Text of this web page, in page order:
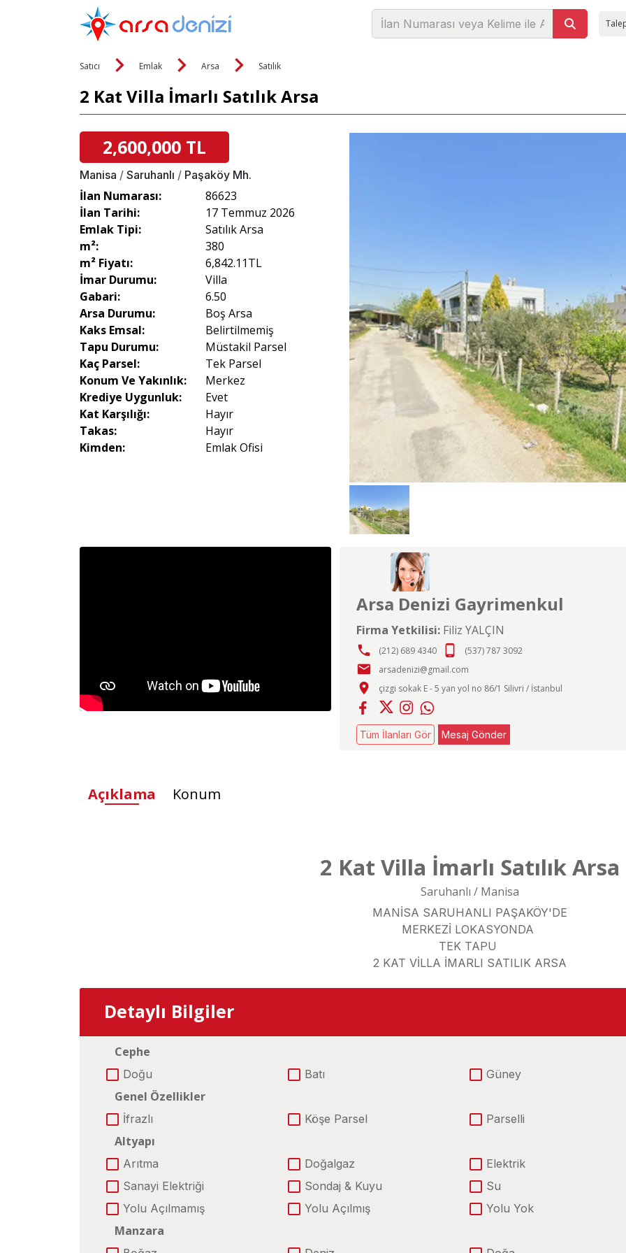
Satıcı Emlak Arsa Satılık
2 Kat Villa İmarlı Satılık Arsa
2,600,000 TL
Manisa / Saruhanlı / Paşaköy Mh.
İlan Numarası:
86623
İlan Tarihi:
17 Temmuz 2026
Emlak Tipi:
Satılık Arsa
m²:
380
m² Fiyatı:
6,842.11TL
İmar Durumu:
Villa
Gabari:
6.50
Arsa Durumu:
Boş Arsa
Kaks Emsal:
Belirtilmemiş
Tapu Durumu:
Müstakil Parsel
Kaç Parsel:
Tek Parsel
Konum Ve Yakınlık:
Merkez
Krediye Uygunluk:
Evet
Kat Karşılığı:
Hayır
Takas:
Hayır
Kimden:
Emlak Ofisi
Arsa Denizi Gayrimenkul
Firma Yetkilisi: Filiz YALÇIN
phone
(212) 689 4340 phone_android (537) 787 3092
email arsadenizi@gmail.com
place çizgi sokak E - 5 yan yol no 86/1 Silivri / İstanbul
Tüm İlanları Gör Mesaj Gönder
Açıklama Konum
2 Kat Villa İmarlı Satılık Arsa
Saruhanlı / Manisa
MANİSA SARUHANLI PAŞAKÖY'DE
MERKEZİ LOKASYONDA
TEK TAPU
2 KAT VİLLA İMARLI SATILIK ARSA
Detaylı Bilgiler
Cephe
Doğu Batı Güney
Genel Özellikler
İfrazlı Köşe Parsel Parselli
Altyapı
Arıtma Doğalgaz Elektrik
Sanayi Elektriği
Sondaj & Kuyu Su
Yolu Açılmamış
Yolu Açılmış Yolu Yok
Manzara